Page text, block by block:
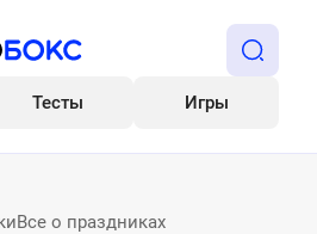
Тесты Игры
Все о праздниках